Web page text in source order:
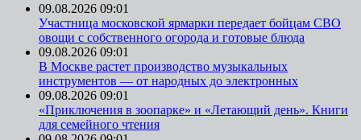
09.08.2026 09:01
Участница московской ярмарки передает бойцам СВО
овощи с собственного огорода и готовые блюда
09.08.2026 09:01
В Москве растет производство музыкальных
инструментов — от народных до электронных
09.08.2026 09:01
«Приключения в зоопарке» и «Летающий день». Книги
для семейного чтения